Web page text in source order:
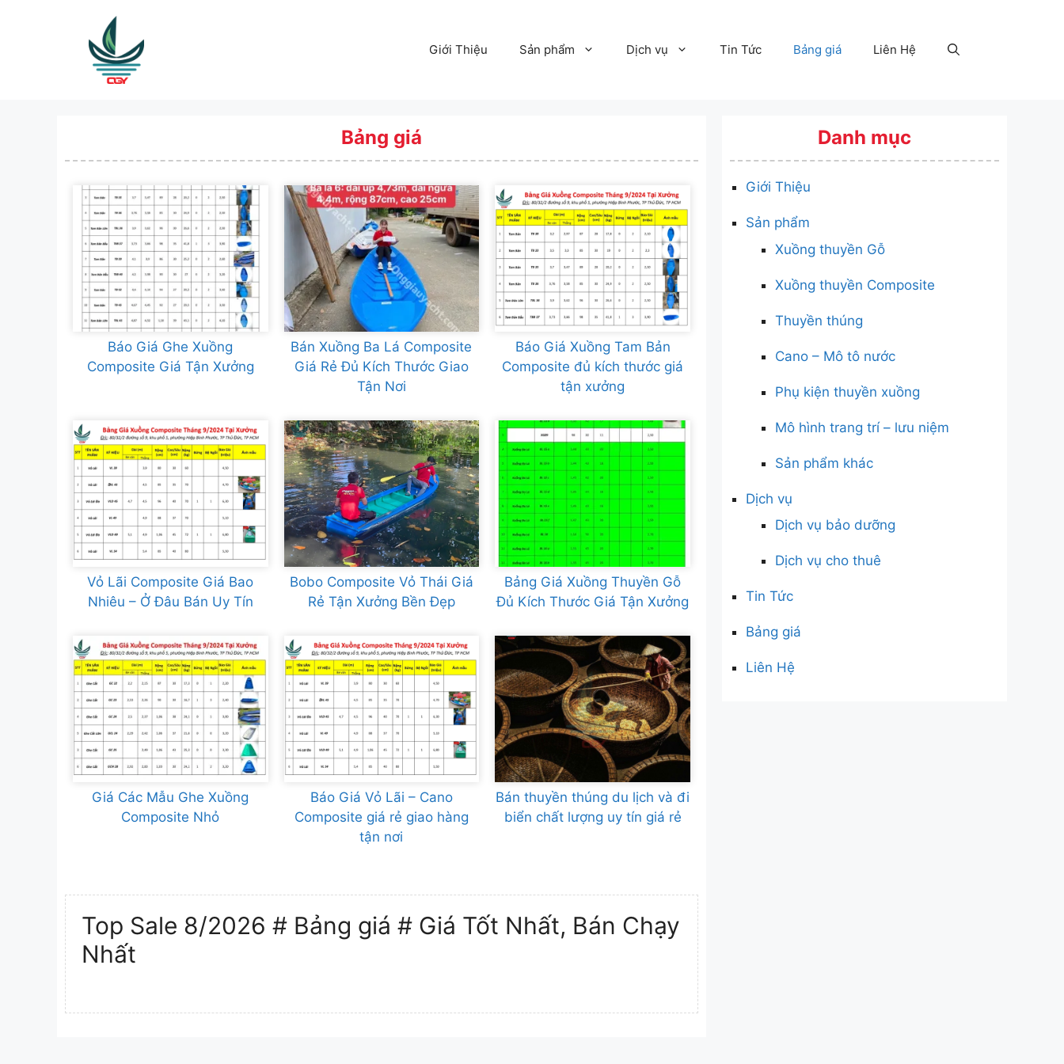
Giới Thiệu Sản phẩm Dịch vụ Tin Tức Bảng giá Liên Hệ
Bảng giá
Báo Giá Ghe Xuồng
Composite Giá Tận Xưởng
Bán Xuồng Ba Lá Composite
Giá Rẻ Đủ Kích Thước Giao
Tận Nơi
Báo Giá Xuồng Tam Bản
Composite đủ kích thước giá
tận xưởng
Vỏ Lãi Composite Giá Bao
Nhiêu – Ở Đâu Bán Uy Tín
Bobo Composite Vỏ Thái Giá
Rẻ Tận Xưởng Bền Đẹp
Bảng Giá Xuồng Thuyền Gỗ
Đủ Kích Thước Giá Tận Xưởng
Giá Các Mẫu Ghe Xuồng
Composite Nhỏ
Báo Giá Vỏ Lãi – Cano
Composite giá rẻ giao hàng
tận nơi
Bán thuyền thúng du lịch và đi
biển chất lượng uy tín giá rẻ
Top Sale 8/2026 # Bảng giá # Giá Tốt Nhất, Bán Chạy
Nhất
Danh mục
Giới Thiệu
Sản phẩm
Xuồng thuyền Gỗ
Xuồng thuyền Composite
Thuyền thúng
Cano – Mô tô nước
Phụ kiện thuyền xuồng
Mô hình trang trí – lưu niệm
Sản phẩm khác
Dịch vụ
Dịch vụ bảo dưỡng
Dịch vụ cho thuê
Tin Tức
Bảng giá
Liên Hệ